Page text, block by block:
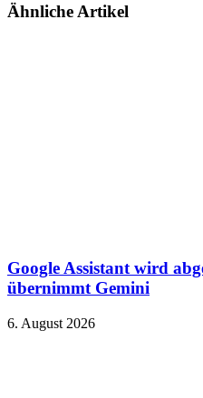
Ähnliche Artikel
Google Assistant wird
übernimmt Gemini
6. August 2026